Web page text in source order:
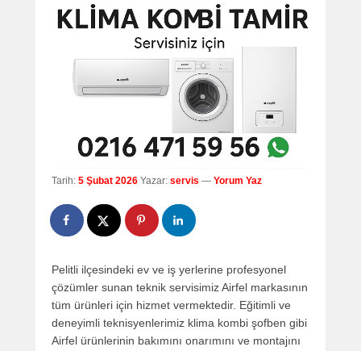
Tarih: 5 Şubat 2026 Yazar: servis — Yorum Yaz
Pelitli ilçesindeki ev ve iş yerlerine profesyonel
çözümler sunan teknik servisimiz Airfel markasının
tüm ürünleri için hizmet vermektedir. Eğitimli ve
deneyimli teknisyenlerimiz klima kombi şofben gibi
Airfel ürünlerinin bakımını onarımını ve montajını